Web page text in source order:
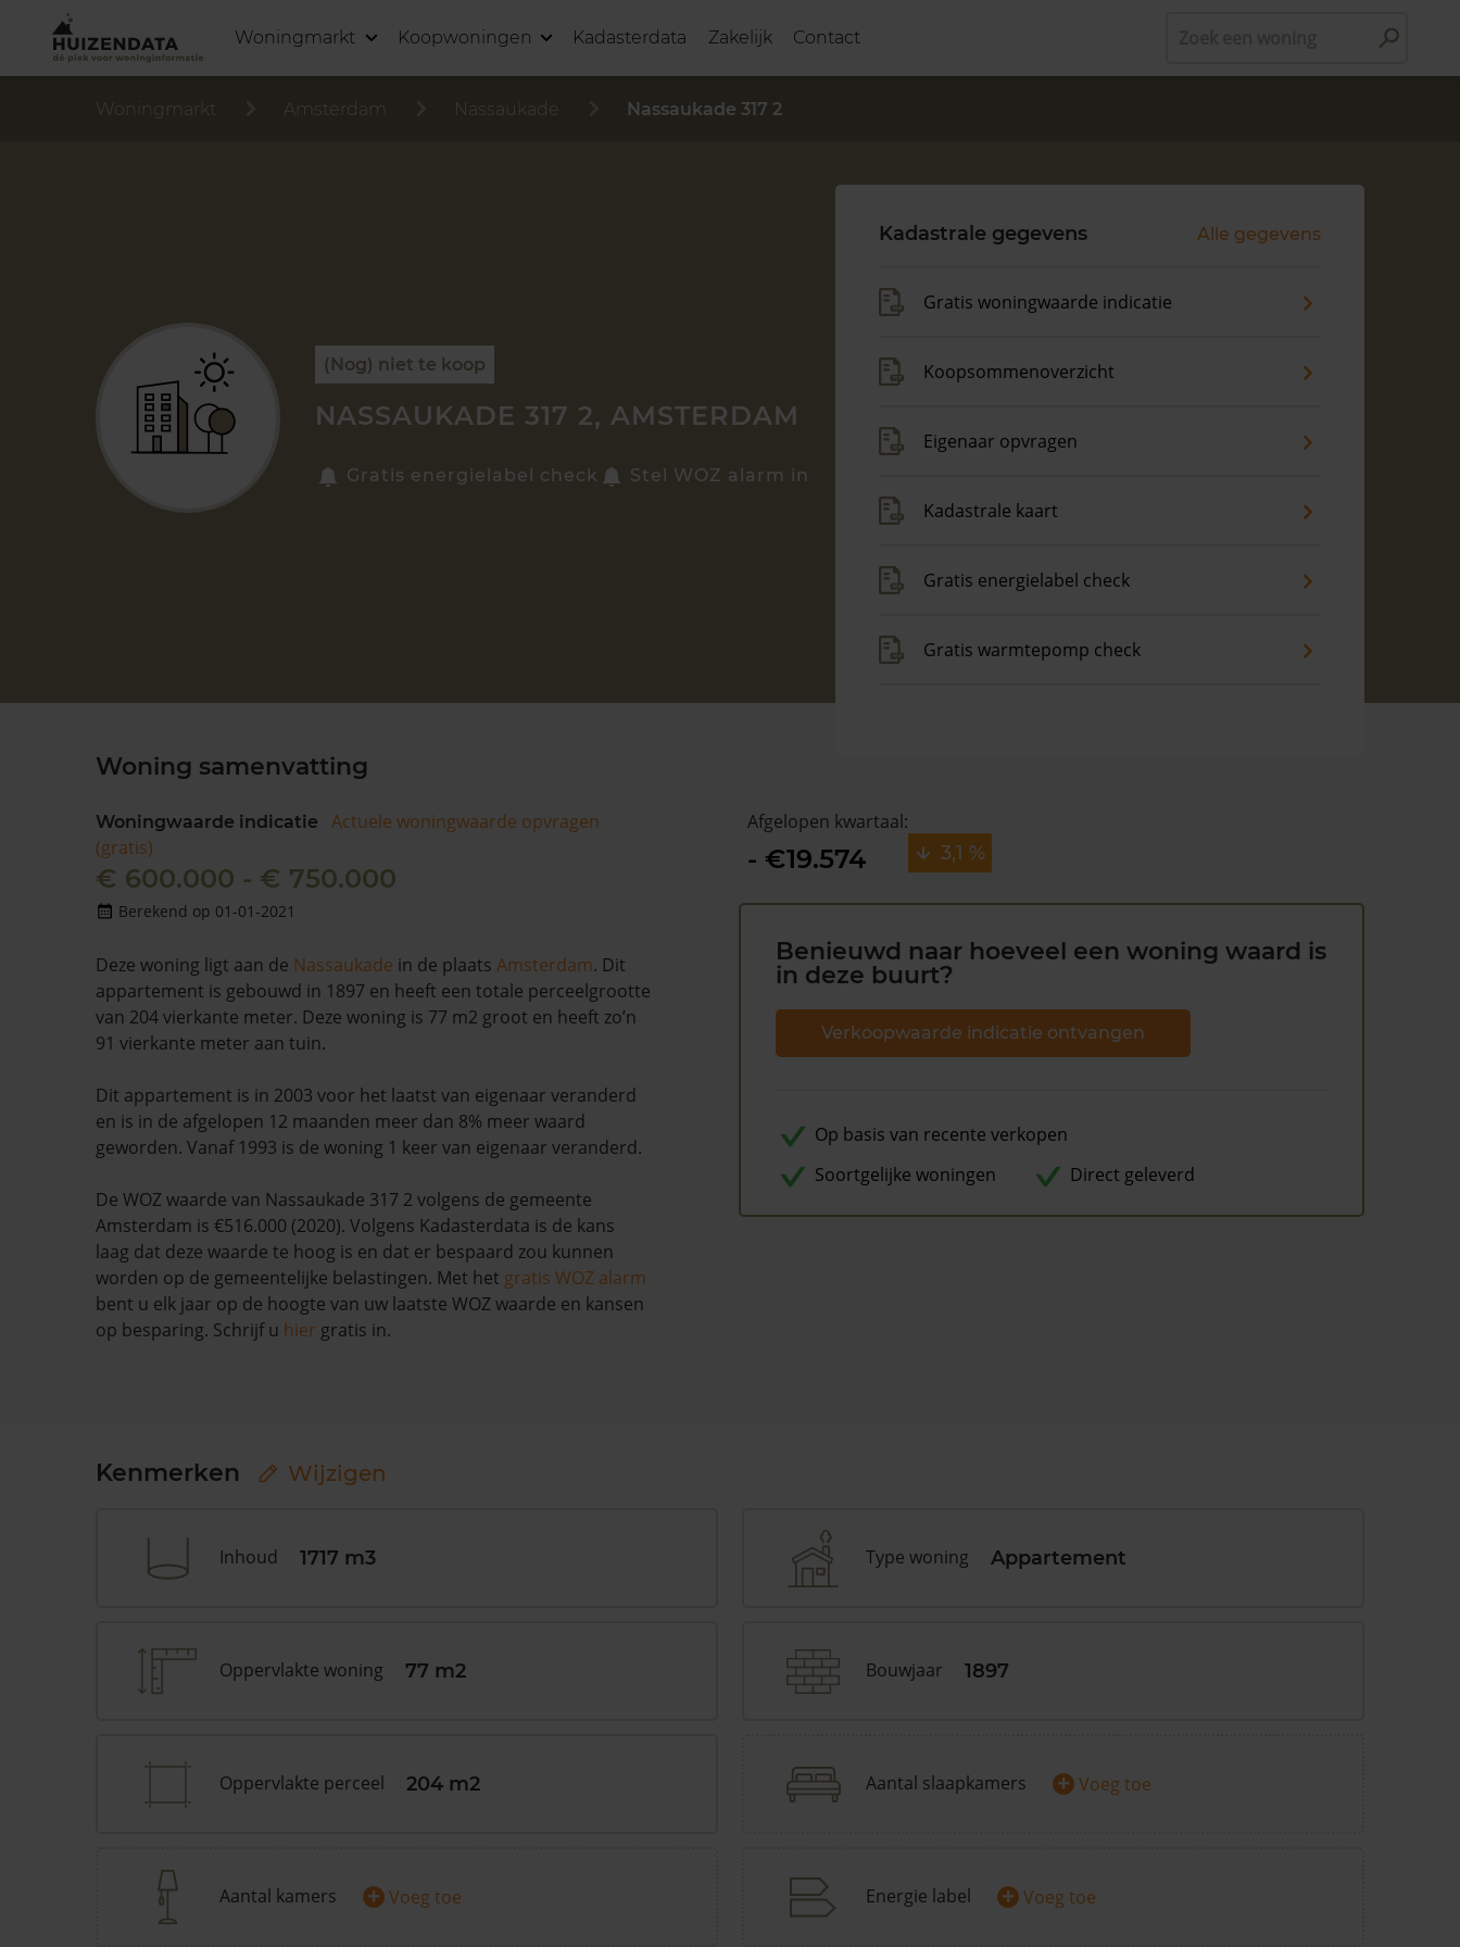
Woningmarkt Koopwoningen Kadasterdata Zakelijk Contact
Woningmarkt Amsterdam Nassaukade Nassaukade 317 2
(Nog) niet te koop
NASSAUKADE 317 2, AMSTERDAM
Gratis energielabel check Stel WOZ alarm in
Kadastrale gegevens Alle gegevens
Gratis woningwaarde indicatie
Koopsommenoverzicht
Eigenaar opvragen
Kadastrale kaart
Gratis energielabel check
Gratis warmtepomp check
Woning samenvatting
Woningwaarde indicatie
Actuele woningwaarde opvragen
(gratis)
€ 600.000 - € 750.000
Berekend op 01-01-2021
Deze woning ligt aan de Nassaukade in de plaats Amsterdam. Dit
appartement is gebouwd in 1897 en heeft een totale perceelgrootte
van 204 vierkante meter. Deze woning is 77 m2 groot en heeft zo’n
91 vierkante meter aan tuin.
Dit appartement is in 2003 voor het laatst van eigenaar veranderd
en is in de afgelopen 12 maanden meer dan 8% meer waard
geworden. Vanaf 1993 is de woning 1 keer van eigenaar veranderd.
De WOZ waarde van Nassaukade 317 2 volgens de gemeente
Amsterdam is €516.000 (2020). Volgens Kadasterdata is de kans
laag dat deze waarde te hoog is en dat er bespaard zou kunnen
worden op de gemeentelijke belastingen. Met het gratis WOZ alarm
bent u elk jaar op de hoogte van uw laatste WOZ waarde en kansen
op besparing. Schrijf u hier gratis in.
Afgelopen kwartaal:
- €19.574 3,1 %
Benieuwd naar hoeveel een woning waard is
in deze buurt?
Verkoopwaarde indicatie ontvangen
Op basis van recente verkopen
Soortgelijke woningen
Direct geleverd
Kenmerken Wijzigen
Inhoud 1717 m3 Type woning Appartement
Oppervlakte woning 77 m2 Bouwjaar 1897
Oppervlakte perceel 204 m2 Aantal slaapkamers + Voeg toe
Aantal kamers + Voeg toe Energie label + Voeg toe